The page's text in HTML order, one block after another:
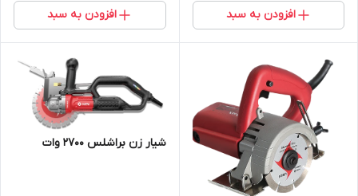
افزودن به سبد افزودن به سبد
شیار زن براشلس 2700 وات